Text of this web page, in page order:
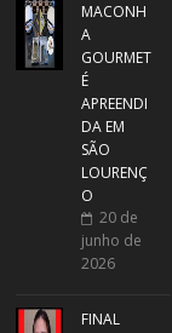
MACONH
A
GOURMET
É
APREENDI
DA EM
SÃO
LOURENÇ
O
20 de
junho de
2026
FINAL